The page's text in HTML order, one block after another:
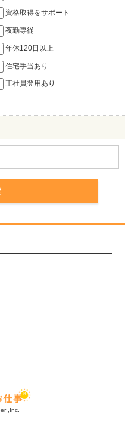
資格取得をサポート
夜勤専従
年休120日以上
住宅手当あり
正社員登用あり
,Inc.